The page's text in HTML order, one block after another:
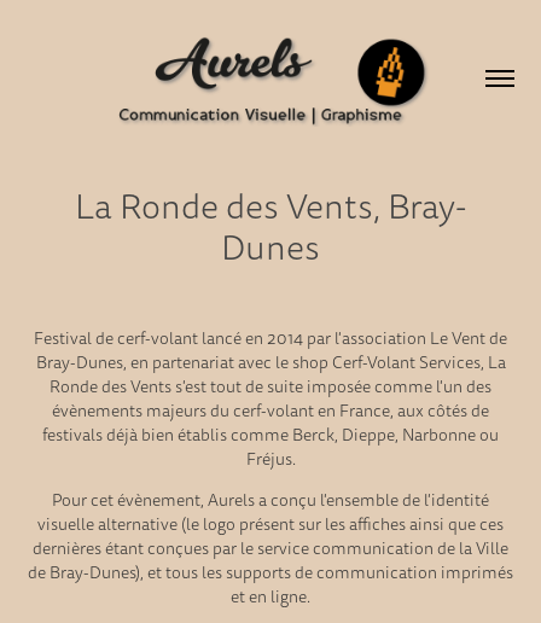
La Ronde des Vents, Bray-
Dunes
Festival de cerf-volant lancé en 2014 par l'association Le Vent de
Bray-Dunes, en partenariat avec le shop Cerf-Volant Services, La
Ronde des Vents s'est tout de suite imposée comme l'un des
évènements majeurs du cerf-volant en France, aux côtés de
festivals déjà bien établis comme Berck, Dieppe, Narbonne ou
Fréjus.
Pour cet évènement, Aurels a conçu l'ensemble de l'identité
visuelle alternative (le logo présent sur les affiches ainsi que ces
dernières étant conçues par le service communication de la Ville
de Bray-Dunes), et tous les supports de communication imprimés
et en ligne.